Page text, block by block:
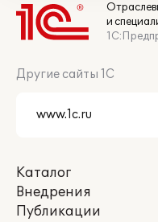
и
Другие сайты 1С
Каталог
Внедрения
Публикации